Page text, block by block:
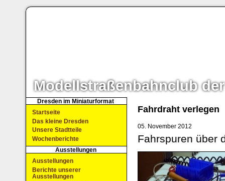
Modellstraßenbahnclub der
Fahrdraht verlegen
05. November 2012
Fahrspuren über
Dresden im Miniaturformat
Startseite
Das kleine Dresden
Unsere Stadtteile
Wochenberichte
Ausstellungen
Ausstellungen
Berichte unserer
Ausstellungen